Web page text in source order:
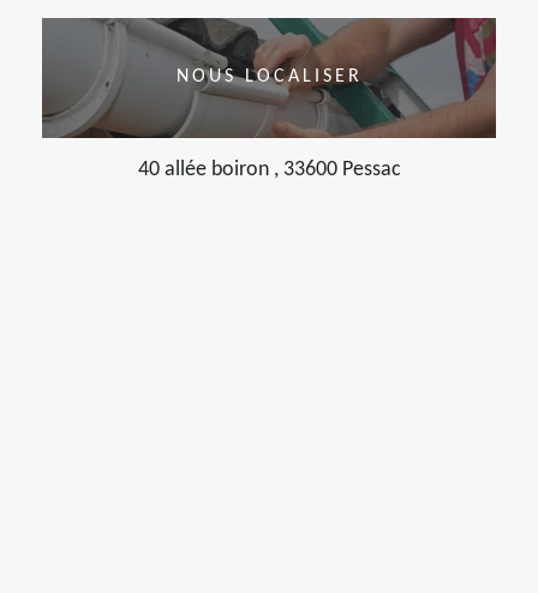
NOUS LOCALISER
40 allée boiron , 33600 Pessac